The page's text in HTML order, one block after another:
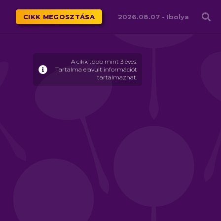
Családháló
CIKK MEGOSZTÁSA 2026.08.07 - Ibolya
A cikk több mint 3 éves.
Tartalma elavult információt
tartalmazhat.